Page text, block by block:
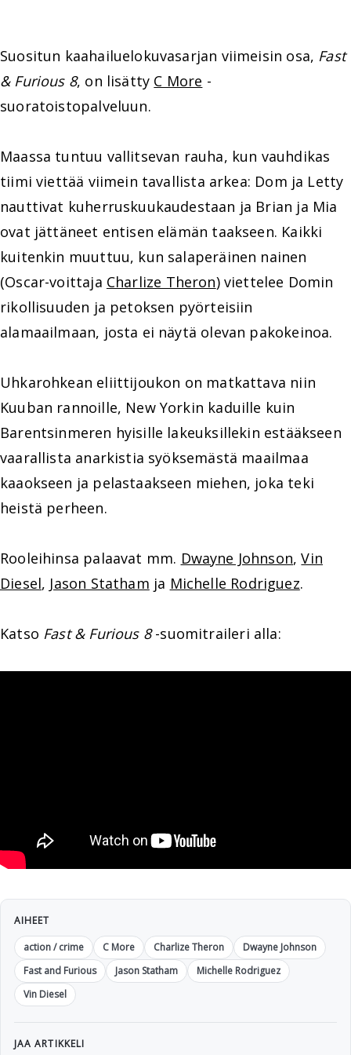
Suositun kaahailuelokuvasarjan viimeisin osa, Fast
& Furious 8, on lisätty C More -
suoratoistopalveluun.
Maassa tuntuu vallitsevan rauha, kun vauhdikas
tiimi viettää viimein tavallista arkea: Dom ja Letty
nauttivat kuherruskuukaudestaan ja Brian ja Mia
ovat jättäneet entisen elämän taakseen. Kaikki
kuitenkin muuttuu, kun salaperäinen nainen
(Oscar-voittaja Charlize Theron) viettelee Domin
rikollisuuden ja petoksen pyörteisiin
alamaailmaan, josta ei näytä olevan pakokeinoa.
Uhkarohkean eliittijoukon on matkattava niin
Kuuban rannoille, New Yorkin kaduille kuin
Barentsinmeren hyisille lakeuksillekin estääkseen
vaarallista anarkistia syöksemästä maailmaa
kaaokseen ja pelastaakseen miehen, joka teki
heistä perheen.
Rooleihinsa palaavat mm. Dwayne Johnson,Vin
Diesel, Jason Statham ja Michelle Rodriguez.
Katso Fast & Furious 8-suomitraileri alla:
AIHEET
action / crime
C More Charlize Theron
Dwayne Johnson
Fast and Furious
Jason Statham
Michelle Rodriguez
Vin Diesel
JAA ARTIKKELI